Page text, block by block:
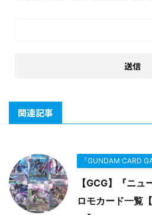
関連記事
『GUNDAM CARD
【GCG】『ニ
ロモカード一覧